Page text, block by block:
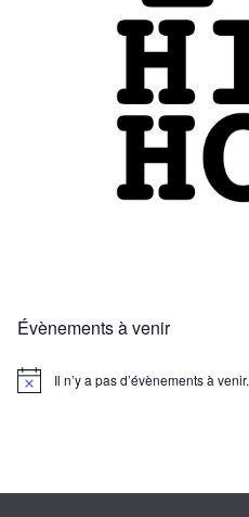
Évènements à venir
N
Il n’y a pas d’évènements à venir.